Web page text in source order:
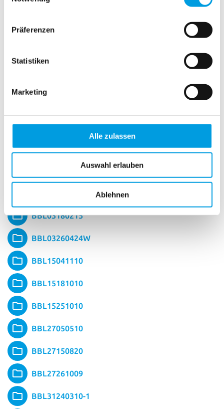
Präferenzen
Statistiken
Marketing
Alle zulassen
Auswahl erlauben
Ablehnen
BBL00001
BBL00002
BBL03010919W
BBL03030210
BBL03130204
BBL03180215
BBL03260424W
BBL15041110
BBL15181010
BBL15251010
BBL27050510
BBL27150820
BBL27261009
BBL31240310-1